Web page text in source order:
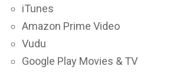
iTunes
Amazon Prime Video
Vudu
Google Play Movies & TV